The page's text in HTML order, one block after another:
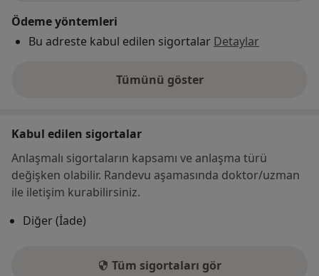
Ödeme yöntemleri
Bu adreste kabul edilen sigortalar Detaylar
Tümünü göster
adres hakkında
Kabul edilen sigortalar
Anlaşmalı sigortaların kapsamı ve anlaşma türü
değişken olabilir. Randevu aşamasında doktor/uzman
ile iletişim kurabilirsiniz.
Diğer (İade)
Tüm sigortaları gör